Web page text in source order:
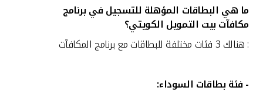
ما هي البطاقات المؤهلة للتسجيل في برنامج
مكافآت بيت التمويل الكويتي؟
: هنالك 3 فئات مختلفة للبطاقات مع برنامج المكافآت
- فئةبطاقات السوداء: